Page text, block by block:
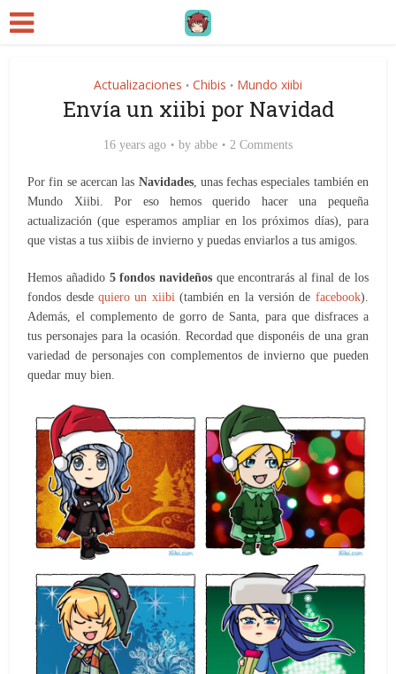
Actualizaciones • Chibis • Mundo xiibi
Envía un xiibi por Navidad
16 years ago by abbe 2 Comments
Por fin se acercan las Navidades, unas fechas especiales también en
Mundo Xiibi. Por eso hemos querido hacer una pequeña
actualización (que esperamos ampliar en los próximos días), para
que vistas a tus xiibis de invierno y puedas enviarlos a tus amigos.
Hemos añadido 5 fondos navideñosque encontrarás al final de los
fondos desde quiero un xiibi(también en la versión de facebook).
Además, el complemento de gorro de Santa, para que disfraces a
tus personajes para la ocasión. Recordad que disponéis de una gran
variedad de personajes con complementos de invierno que pueden
quedar muy bien.